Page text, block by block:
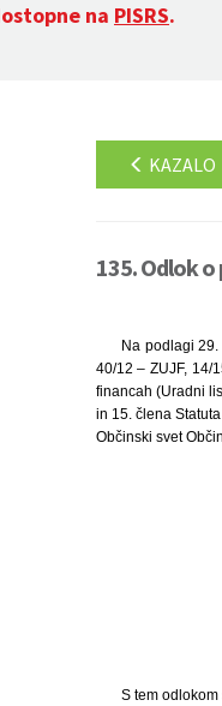
na PISRS.
KAZALO
135. Odlok
Na podlagi
40/12 – ZUJF, 14/
financah (Uradni
in 15. člena
Občinski svet
S tem